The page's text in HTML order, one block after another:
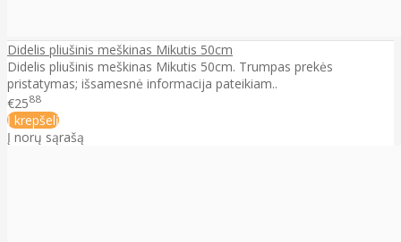
Didelis pliušinis meškinas Mikutis 50cm
Didelis pliušinis meškinas Mikutis 50cm. Trumpas prekės
pristatymas; išsamesnė informacija pateikiam..
€2588
Į krepšelį
Į norų sąrašą